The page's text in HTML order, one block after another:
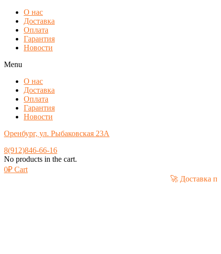
О нас
Доставка
Оплата
Гарантия
Новости
Menu
О нас
Доставка
Оплата
Гарантия
Новости
Оренбург, ул. Рыбаковская 23А
8(912)846-66-16
No products in the cart.
0₽ Cart
🚀